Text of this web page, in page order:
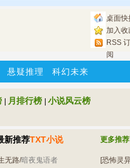
桌面快
加入收
RSS 订
阅
悬疑推理 科幻未来
月排行榜 小说风云榜
更多推荐
新推荐TXT小说
[恐怖灵
无路/暗夜鬼语者